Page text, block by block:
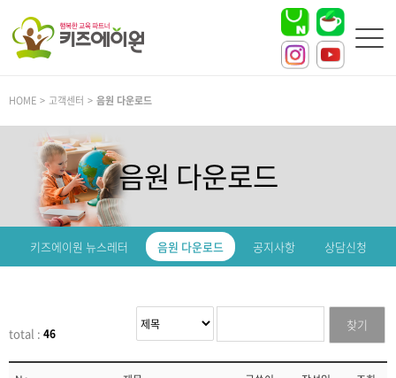
HOME > 고객센터 > 음원 다운로드
음원 다운로드
키즈에이원 뉴스레터 음원 다운로드 공지사항 상담신청
total : 46
찾기